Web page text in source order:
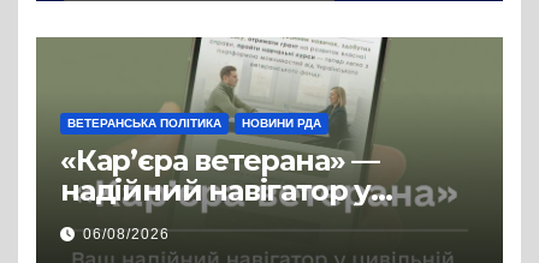
ВЕТЕРАНСЬКА ПОЛІТИКА НОВИНИ РДА
«Кар’єра ветерана» —
надійний навігатор у
цивільній професії
06/08/2026